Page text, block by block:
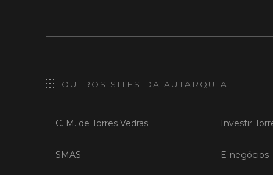
OUTROS SITES DA AUTARQUIA
C. M. de Torres Vedras
SMAS
Investir
E-negócios